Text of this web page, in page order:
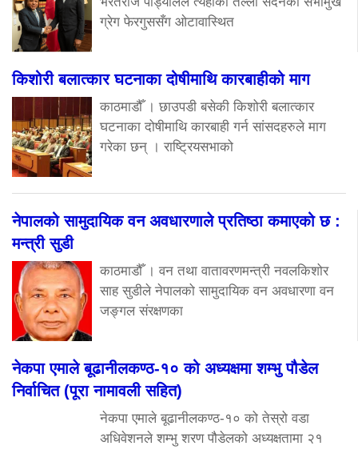
ग्रेग फेरगुससँग ओटावास्थित
किशोरी बलात्कार घटनाका दोषीमाथि कारबाहीको माग
काठमाडौँ । छाउपडी बसेकी किशोरी बलात्कार
घटनाका दोषीमाथि कारबाही गर्न सांसदहरुले माग
गरेका छन् । राष्ट्रियसभाको
नेपालको सामुदायिक वन अवधारणाले प्रतिष्ठा कमाएको छ :
मन्त्री सुडी
काठमाडौँ । वन तथा वातावरणमन्त्री नवलकिशोर
साह सुडीले नेपालको सामुदायिक वन अवधारणा वन
जङ्गल संरक्षणका
नेकपा एमाले बूढानीलकण्ठ-१० को अध्यक्षमा शम्भु पौडेल
निर्वाचित (पूरा नामावली सहित)
नेकपा एमाले बूढानीलकण्ठ-१० को तेस्रो वडा
अधिवेशनले शम्भु शरण पौडेलको अध्यक्षतामा २१